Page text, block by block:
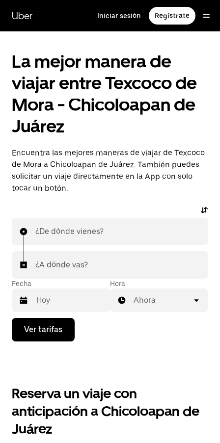
contenido
principal
Uber Iniciar sesión Regístrate
La mejor manera de
viajar entre Texcoco de
Mora - Chicoloapan de
Juárez
Encuentra las mejores maneras de viajar de Texcoco
de Mora a Chicoloapan de Juárez. También puedes
solicitar un viaje directamente en la App con solo
tocar un botón.
¿De dónde vienes?
¿A dónde vas?
Fecha
Presiona
flecha
el
y
selecciona
una
Hora
Ahora
Ver tarifas
Reserva un viaje con
anticipación a Chicoloapan de
Juárez